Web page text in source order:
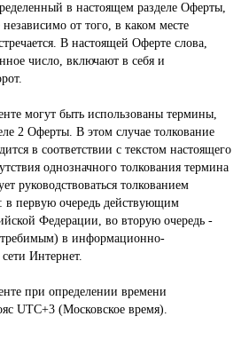
в настоящем разделе Оферты,
независимо от того, в каком месте
В настоящей Оферте слова,
число, включают в себя и
могут быть использованы термины,
2 Оферты. В этом случае толкование
в соответствии с текстом настоящего
однозначного толкования термина
руководствоваться толкованием
в первую очередь действующим
Федерации, во вторую очередь -
в информационно-
Интернет.
при определении времени
UTC+3 (Московское время).